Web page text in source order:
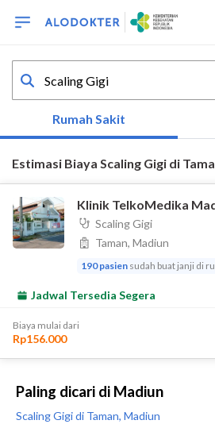
Paling dicari di Madiun
Scaling Gigi di Taman, Madiun